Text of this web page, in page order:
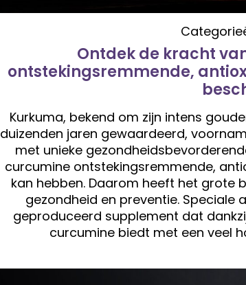
Ontdek de kracht
ontstekingsremmende,
Kurkuma, bekend om zijn intens
duizenden jaren gewaardeerd,
met unieke
curcumine ontstekingsremmende,
kan hebben. Daarom heeft het grote
gezondheid en preventie. Speciale
geproduceerd supplement dat
curcumine biedt met een veel